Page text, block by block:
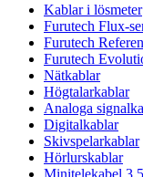
Kablar i lösmeter
Furutech Flux-
Furutech
Furutech
Nätkablar
Högtalarkablar
Analoga
Digitalkablar
Skivspelarkablar
Hörlurskablar
Minitelekabel